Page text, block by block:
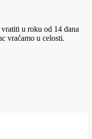
u roku od 14 dana
vraćamo u celosti.